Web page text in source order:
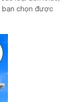
bạn chọn được